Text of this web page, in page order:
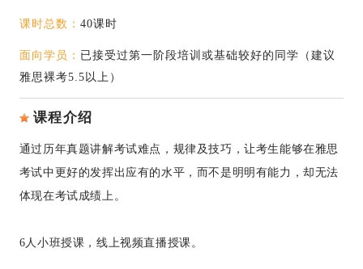
课时总数： 40课时
面向学员： 已接受过第一阶段培训或基础较好的同学（建议
雅思裸考5.5以上）
课程介绍
通过历年真题讲解考试难点，规律及技巧，让考生能够在雅思
考试中更好的发挥出应有的水平，而不是明明有能力，却无法
体现在考试成绩上。
6人小班授课，线上视频直播授课。